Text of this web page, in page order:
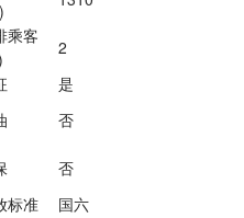
乘客
2
是
否
否
标准 国六